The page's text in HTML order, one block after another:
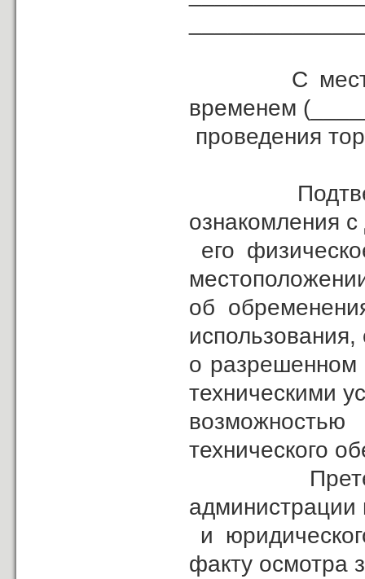
С местом,
временем
проведения
ознакомления
его
об
о разрешенном
техническими
технического
Претензий
администрации
и
факту осмотра